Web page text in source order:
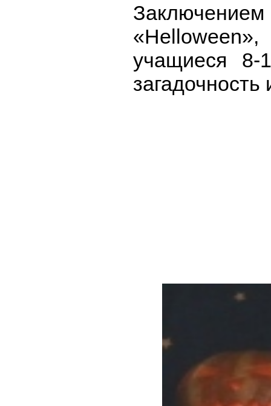
Заключением
учащиеся
загадочность